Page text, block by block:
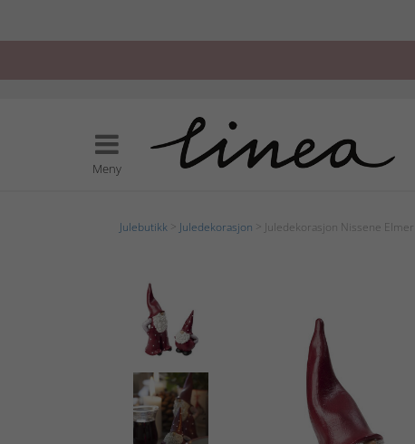
Meny
Julebutikk Juledekorasjon > Juledekorasjon Nissene